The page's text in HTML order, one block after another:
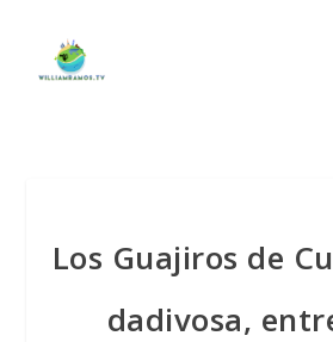
Los Guajiros de
dadivosa,